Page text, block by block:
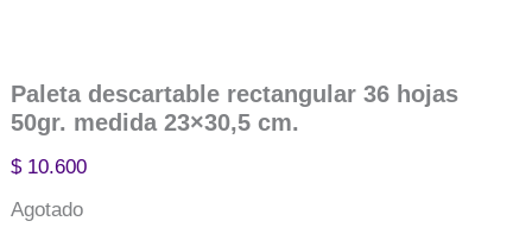
Paleta descartable rectangular 36 hojas
50gr. medida 23×30,5 cm.
$10.600
Agotado